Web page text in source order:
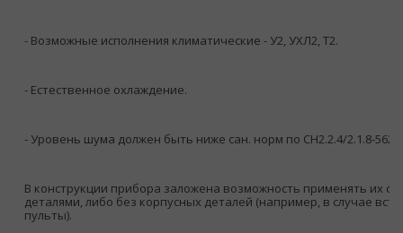
- Возможные исполнения климатические - У2, УХЛ2, Т2.
- Естественное охлаждение.
- Уровень шума должен быть ниже сан. норм по СН2.2.4/2.1.8-562-
В конструкции прибора заложена возможность применять их с
деталями, либо без корпусных деталей (например, в случае
пульты).